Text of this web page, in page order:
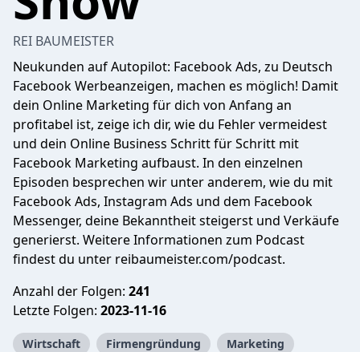
REI BAUMEISTER
Neukunden auf Autopilot: Facebook Ads, zu Deutsch
Facebook Werbeanzeigen, machen es möglich! Damit
dein Online Marketing für dich von Anfang an
profitabel ist, zeige ich dir, wie du Fehler vermeidest
und dein Online Business Schritt für Schritt mit
Facebook Marketing aufbaust. In den einzelnen
Episoden besprechen wir unter anderem, wie du mit
Facebook Ads, Instagram Ads und dem Facebook
Messenger, deine Bekanntheit steigerst und Verkäufe
generierst. Weitere Informationen zum Podcast
findest du unter reibaumeister.com/podcast.
Anzahl der Folgen: 241
Letzte Folgen: 2023-11-16
Wirtschaft Firmengründung Marketing